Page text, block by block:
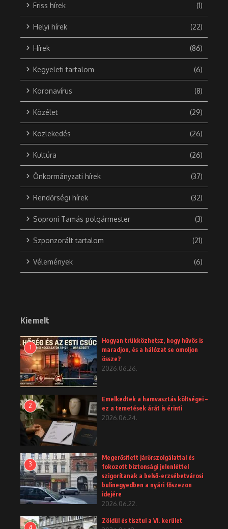
Friss hírek (1)
Helyi hírek (22)
Hírek (86)
Kegyeleti tartalom (6)
Koronavírus (8)
Közélet (29)
Közlekedés (26)
Kultúra (26)
Önkormányzati hírek (37)
Rendőrségi hírek (32)
Soproni Tamás polgármester (3)
Szponzorált tartalom (21)
Vélemények (6)
Kiemelt
1
Hogyan trükközhetsz, hogy hűvös is
maradjon, és a hálózat se omoljon
össze?
2026.06.26.
2
Emelkedtek a hamvasztás költségei –
ez a temetések árát is érinti
2026.06.24.
3
Megerősített járőrszolgálattal és
fokozott biztonsági jelenléttel
szigorítanak a belső-erzsébetvárosi
bulinegyedben a nyári főszezon
idejére
2026.06.22.
4
Zöldül és tisztul a VI. kerület